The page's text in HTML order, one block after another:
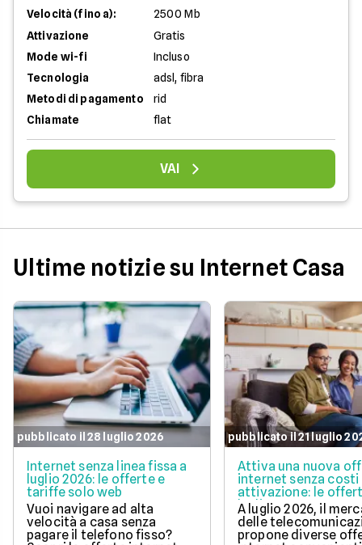
Velocità (fino a):
2500 Mb
Attivazione
Gratis
Mode wi-fi
Incluso
Tecnologia
adsl, fibra
Metodi di pagamento
rid
Chiamate
flat
VAI
Ultime notizie su Internet Casa
pubblicato il 28 luglio 2026
Internet senza linea fissa a
luglio 2026: le offerte e
tariffe solo web
Vuoi navigare ad alta
velocità a casa senza
pagare il telefono fisso?
pubblicato il 21 luglio
Attiva una nuova
internet senza costi
attivazione: le
luglio 2026
A luglio 2026, il
delle
propone diverse